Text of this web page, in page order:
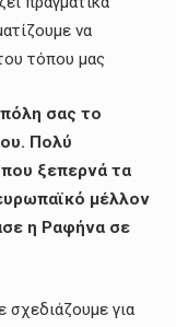
να
τόπου μας
πόλη σας το
Πολύ
ξεπερνά τα
μέλλον
η Ραφήνα σε
για